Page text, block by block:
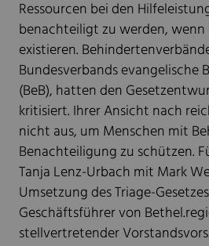
Ressourcen bei den
benachteiligt zu werden, wenn
existieren.
Bundesverbands evangelische
(BeB), hatten den
kritisiert. Ihrer Ansicht nach
nicht aus, um Menschen mit
Benachteiligung zu schützen.
Tanja Lenz-Urbach mit Mark
Umsetzung des Triage-
Geschäftsführer von
stellvertretender